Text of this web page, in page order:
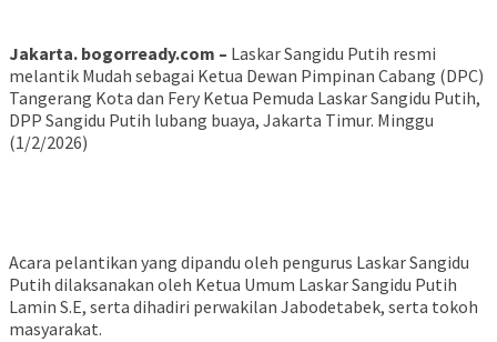
Jakarta. bogorready.com – Laskar Sangidu Putih resmi
melantik Mudah sebagai Ketua Dewan Pimpinan Cabang (DPC)
Tangerang Kota dan Fery Ketua Pemuda Laskar Sangidu Putih,
DPP Sangidu Putih lubang buaya, Jakarta Timur. Minggu
(1/2/2026)
Acara pelantikan yang dipandu oleh pengurus Laskar Sangidu
Putih dilaksanakan oleh Ketua Umum Laskar Sangidu Putih
Lamin S.E, serta dihadiri perwakilan Jabodetabek, serta tokoh
masyarakat.